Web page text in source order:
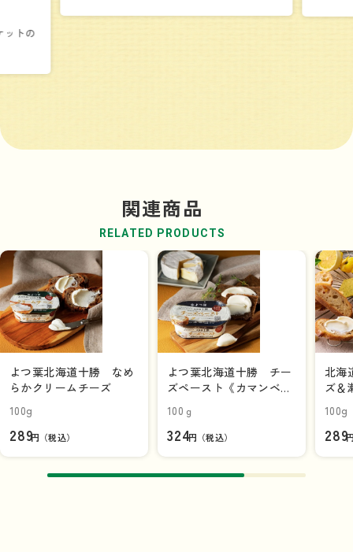
ットの
関連商品
RELATED PRODUCTS
よつ葉北海道十勝 なめ
らかクリームチーズ
100g
289円（税込）
よつ葉北海道十勝 チー
ズペースト《カマンベー
ルチーズ入り》
100ｇ
324円（税込）
北海
ズ＆
100g
289